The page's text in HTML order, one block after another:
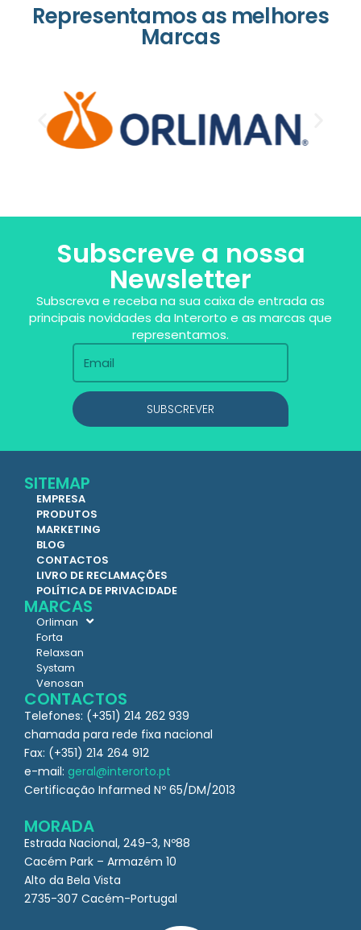
Representamos as melhores
Marcas
Subscreve a nossa
Newsletter
Subscreva e receba na sua caixa de entrada as
principais novidades da Interorto e as marcas que
representamos.
SUBSCREVER
SITEMAP
EMPRESA
PRODUTOS
MARKETING
BLOG
CONTACTOS
LIVRO DE RECLAMAÇÕES
POLÍTICA DE PRIVACIDADE
MARCAS
Orliman
Forta
Relaxsan
Systam
Venosan
CONTACTOS
Telefones: (+351) 214 262 939
chamada para rede fixa nacional
Fax: (+351) 214 264 912
e-mail: geral@interorto.pt
Certificação Infarmed Nº 65/DM/2013
MORADA
Estrada Nacional, 249-3, Nº88
Cacém Park – Armazém 10
Alto da Bela Vista
2735-307 Cacém-Portugal